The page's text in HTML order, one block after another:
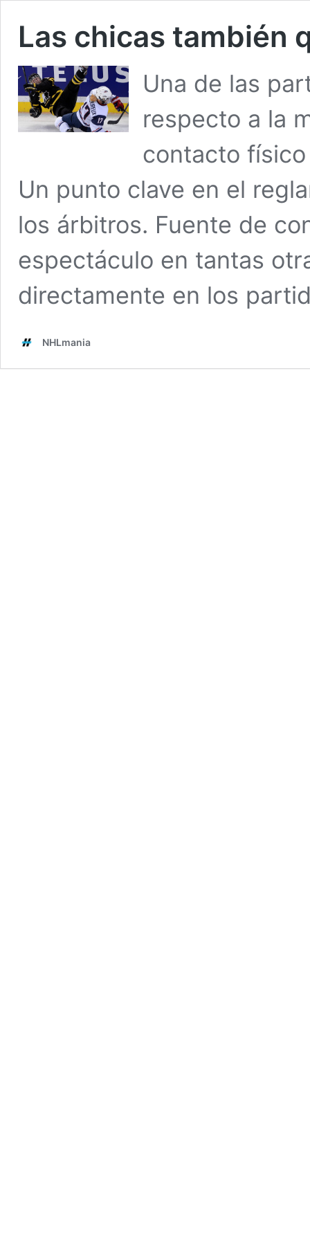
Las chicas también
Una de las
respecto a la
contacto
Un punto clave en el
los árbitros. Fuente de
espectáculo en tantas
directamente en los
NHLmania